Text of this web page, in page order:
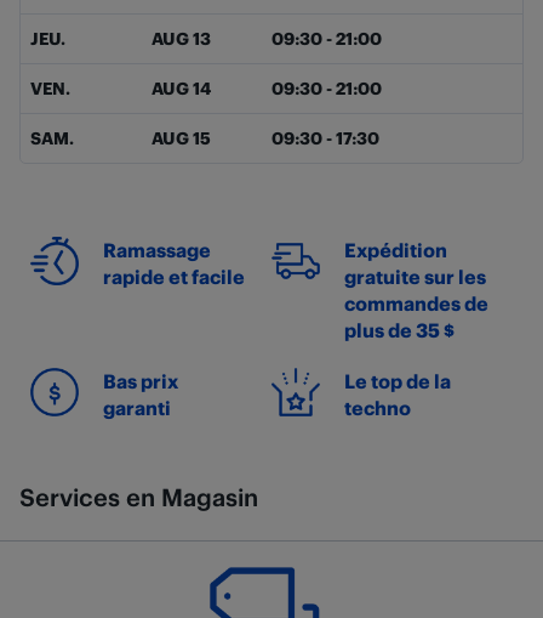
JEU. AUG 13 09:30-21:00
VEN. AUG 14 09:30-21:00
SAM. AUG 15 09:30-17:30
Ramassage
rapide et facile
Expédition
gratuite sur les
commandes de
plus de 35 $
Bas prix
garanti
Le top de la
techno
Services en Magasin